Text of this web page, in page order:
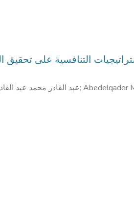
التنافسية على تحقيق
عبد القادر محمد عبد; Abedelqader